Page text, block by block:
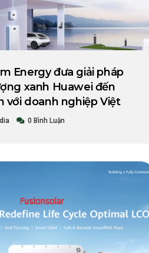
Energy đưa giải pháp
xanh Huawei đến
với doanh nghiệp Việt
0 Bình Luận